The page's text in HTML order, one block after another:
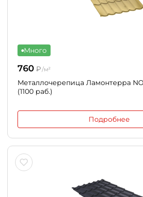
Много
760 ₽/м²
Металлочерепица Ламонтерра
(1100 раб.)
Подробнее